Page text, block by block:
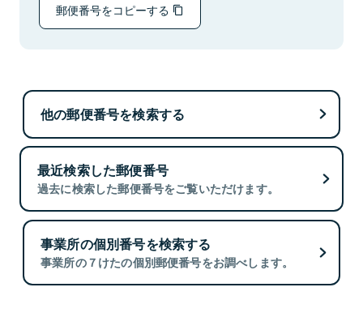
郵便番号をコピーする
他の郵便番号を検索する
最近検索した郵便番号
過去に検索した郵便番号をご覧いただけます。
事業所の個別番号を検索する
事業所の７けたの個別郵便番号をお調べします。